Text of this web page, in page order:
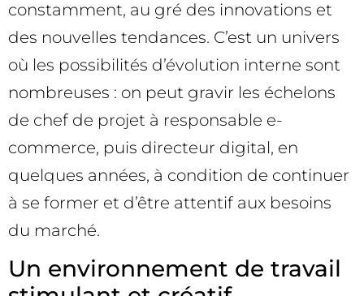
constamment, au gré des innovations et
des nouvelles tendances. C’est un univers
où les possibilités d’évolution interne sont
nombreuses : on peut gravir les échelons
de chef de projet à responsable e-
commerce, puis directeur digital, en
quelques années, à condition de continuer
à se former et d’être attentif aux besoins
du marché.
Un environnement de travail